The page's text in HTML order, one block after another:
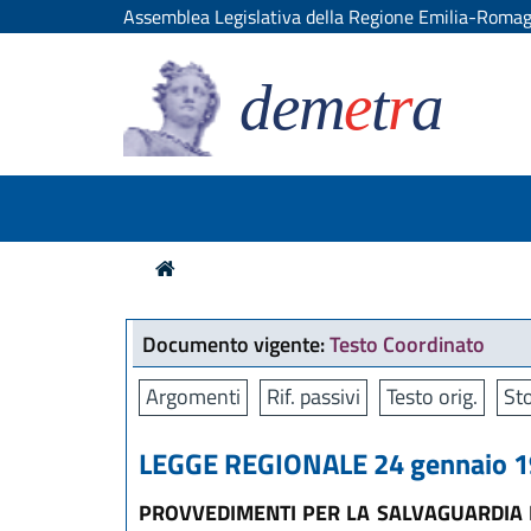
Assemblea Legislativa della Regione Emilia-
demetra
Documento vigente:Testo Coordinato
Argomenti
Rif. passivi Testo orig.
LEGGE REGIONALE 24 gennaio
PROVVEDIMENTI PER LA